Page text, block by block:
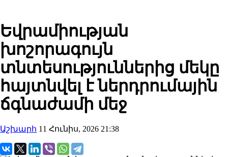
Եվրամիության
խոշորագույն
տնտեսություններից մեկը
հայտնվել է ներդրումային
ճգնաժամի մեջ
Աշխարհ 11 Հունիս, 2026 21:38